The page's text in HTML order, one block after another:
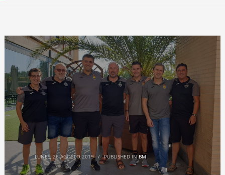
LUNES, 26 AGOSTO 2019 / PUBLISHED INBM